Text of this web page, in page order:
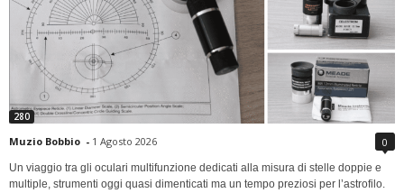
280
Muzio Bobbio - 1 Agosto 2026 0
Un viaggio tra gli oculari multifunzione dedicati alla misura di stelle doppie e
multiple, strumenti oggi quasi dimenticati ma un tempo preziosi per l’astrofilo.